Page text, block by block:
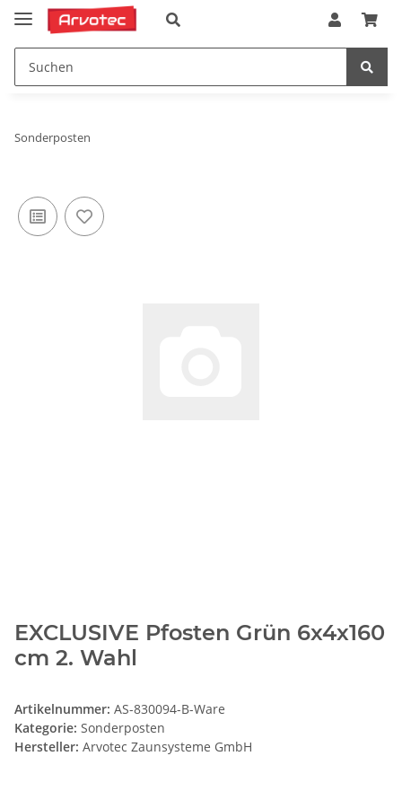
Sonderposten
EXCLUSIVE Pfosten Grün 6x4x160
cm 2. Wahl
Artikelnummer: AS-830094-B-Ware
Kategorie: Sonderposten
Hersteller: Arvotec Zaunsysteme GmbH